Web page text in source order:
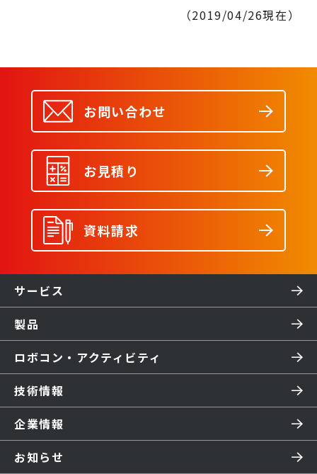
（2019/04/26現在）
お問い合わせ
お見積り
資料請求
サービス
製品
ロボコン・アクティビティ
技術情報
企業情報
お知らせ